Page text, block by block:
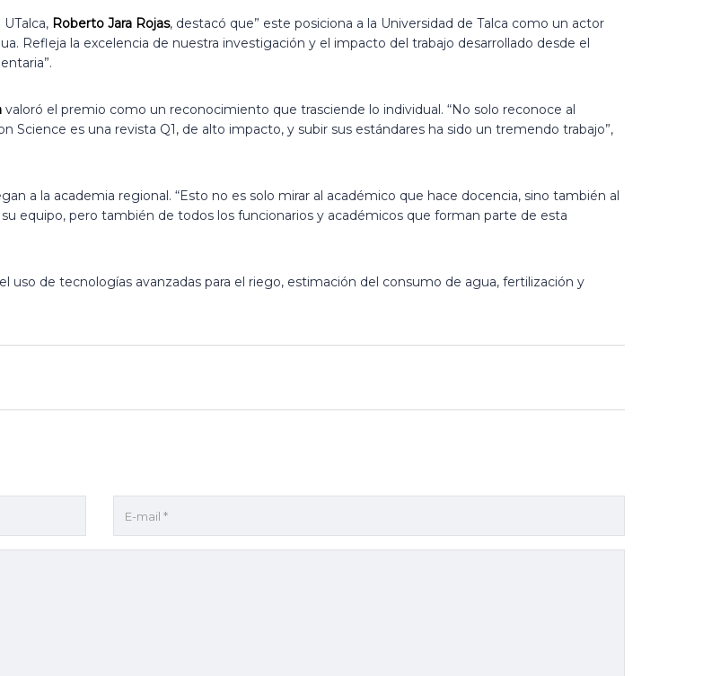
Roberto Jara Rojas, destacó que” este posiciona a la Universidad de Talca como un actor
Refleja la excelencia de nuestra investigación y el impacto del trabajo desarrollado desde el
valoró el premio como un reconocimiento que trasciende lo individual. “No solo reconoce al
Science es una revista Q1, de alto impacto, y subir sus estándares ha sido un tremendo trabajo”,
a la academia regional. “Esto no es solo mirar al académico que hace docencia, sino también al
equipo, pero también de todos los funcionarios y académicos que forman parte de esta
uso de tecnologías avanzadas para el riego, estimación del consumo de agua, fertilización y